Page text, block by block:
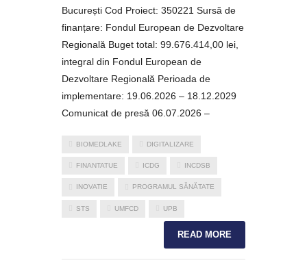
București Cod Proiect: 350221 Sursă de
finanțare: Fondul European de Dezvoltare
Regională Buget total: 99.676.414,00 lei,
integral din Fondul European de
Dezvoltare Regională Perioada de
implementare: 19.06.2026 – 18.12.2029
Comunicat de presă 06.07.2026 –
BIOMEDLAKE DIGITALIZARE
FINANTATUE ICDG INCDSB
INOVATIE PROGRAMUL SĂNĂTATE
STS UMFCD UPB
READ MORE